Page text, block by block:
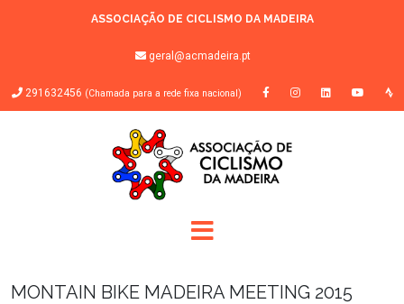
ASSOCIAÇÃO DE CICLISMO DA MADEIRA
geral@acmadeira.pt
291632456 (Chamada para a rede fixa nacional)
MONTAIN BIKE MADEIRA MEETING 2015